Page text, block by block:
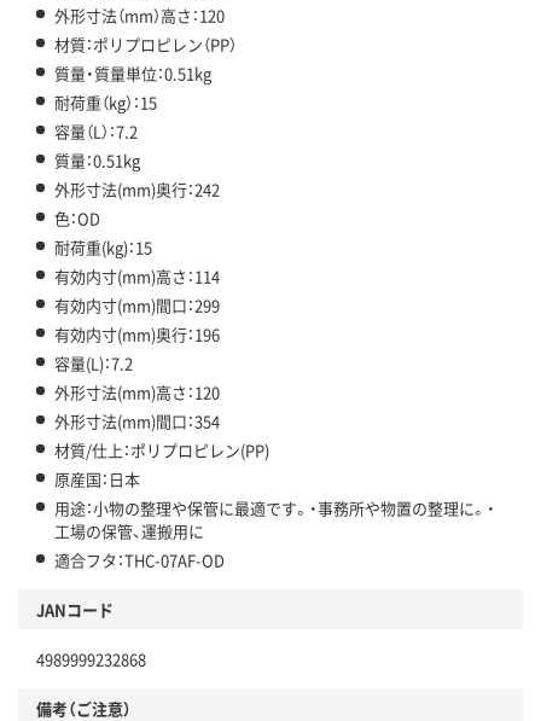
外形寸法（mm）高さ：120
材質：ポリプロピレン（PP）
質量・質量単位：0.51kg
耐荷重（kg）：15
容量（L）：7.2
質量：0.51kg
外形寸法(mm)奥行：242
色：OD
耐荷重(kg)：15
有効内寸(mm)高さ：114
有効内寸(mm)間口：299
有効内寸(mm)奥行：196
容量(L)：7.2
外形寸法(mm)高さ：120
外形寸法(mm)間口：354
材質/仕上：ポリプロピレン(PP)
原産国：日本
用途：小物の整理や保管に最適です。・事務所や物置の整理に。・
工場の保管、運搬用に
適合フタ：THC-07AF-OD
JANコード
4989999232868
備考（ご注意）